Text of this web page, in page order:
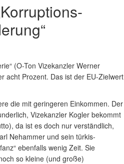
(O-Ton Vizekanzler Werner
acht Prozent. Das ist der EU-Zielwert
die mit geringeren Einkommen. Der
Vizekanzler Kogler bekommt
da ist es doch nur verständlich,
Nehammer und sein türkis-
ebenfalls wenig Zeit. Sie
so kleine (und große)